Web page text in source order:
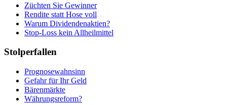
Züchten Sie Gewinner
Rendite statt Hose voll
Warum Dividendenaktien?
Stop-Loss kein Allheilmittel
Stolperfallen
Prognosewahnsinn
Gefahr für Ihr Geld
Bärenmärkte
Währungsreform?